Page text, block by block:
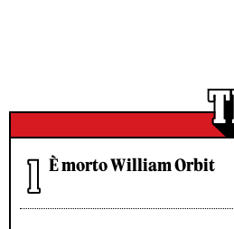
È morto William Orbit